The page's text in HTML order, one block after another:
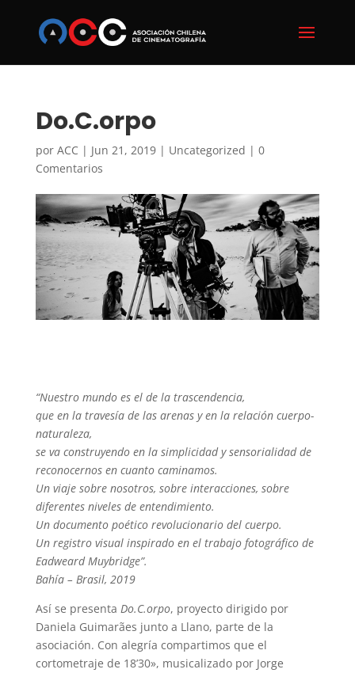
Do.C.orpo
por ACC | Jun 21, 2019| Uncategorized | 0
Comentarios
“Nuestro mundo es el de la trascendencia,
que en la travesía de las arenas y en la relación cuerpo-
naturaleza,
se va construyendo en la simplicidad y sensorialidad de
reconocernos en cuanto caminamos.
Un viaje sobre nosotros, sobre interacciones, sobre
diferentes niveles de entendimiento.
Un documento poético revolucionario del cuerpo.
Un registro visual inspirado en el trabajo fotográfico de
Eadweard Muybridge”.
Bahía – Brasil, 2019
Así se presenta Do.C.orpo, proyecto dirigido por
Daniela Guimarães junto a Llano, parte de la
asociación. Con alegría compartimos que el
cortometraje de 18’30», musicalizado por Jorge